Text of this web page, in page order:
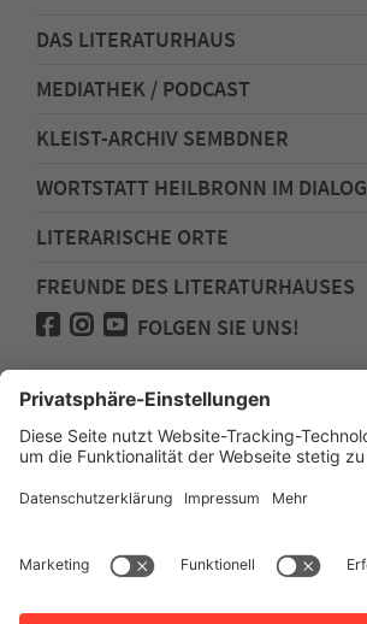
DAS LITERATURHAUS
MEDIATHEK / PODCAST
KLEIST-ARCHIV SEMBDNER
WORTSTATT HEILBRONN IM DIALOG
LITERARISCHE ORTE
FREUNDE DES LITERATURHAUSES
FOLGEN SIE UNS!
Impressum
Anfahrt
Datenschutz
Barrierefreiheit
Literaturhauses